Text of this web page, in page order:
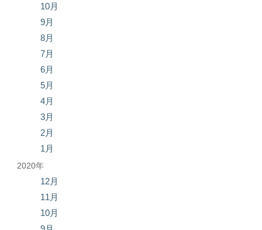
10月
9月
8月
7月
6月
5月
4月
3月
2月
1月
2020年
12月
11月
10月